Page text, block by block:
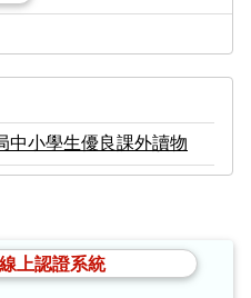
中小學生優良課外讀物
上認證系統